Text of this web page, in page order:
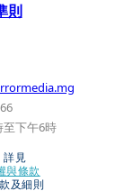
則
下午6時
詳見
與條款
及細則